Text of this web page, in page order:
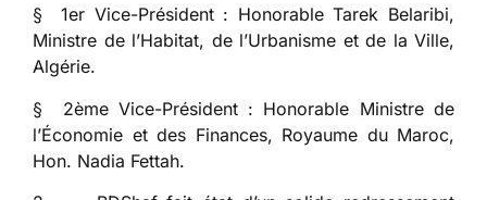
§ 1er Vice-Président : Honorable Tarek Belaribi,
Ministre de l’Habitat, de l’Urbanisme et de la Ville,
Algérie.
§ 2ème Vice-Président : Honorable Ministre de
l’Économie et des Finances, Royaume du Maroc,
Hon. Nadia Fettah.